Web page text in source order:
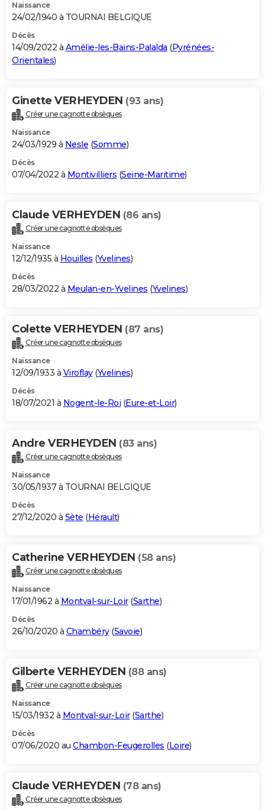
Naissance
24/02/1940 à TOURNAI BELGIQUE
Décès
14/09/2022 à Amélie-les-Bains-Palalda (Pyrénées-
Orientales)
Ginette VERHEYDEN (93 ans)
Créer une cagnotte obsèques
Naissance
24/03/1929 à Nesle (Somme)
Décès
07/04/2022 à Montivilliers (Seine-Maritime)
Claude VERHEYDEN (86 ans)
Créer une cagnotte obsèques
Naissance
12/12/1935 à Houilles (Yvelines)
Décès
28/03/2022 à Meulan-en-Yvelines (Yvelines)
Colette VERHEYDEN (87 ans)
Créer une cagnotte obsèques
Naissance
12/09/1933 à Viroflay(Yvelines)
Décès
18/07/2021 à Nogent-le-Roi (Eure-et-Loir)
Andre VERHEYDEN (83 ans)
Créer une cagnotte obsèques
Naissance
30/05/1937 à TOURNAI BELGIQUE
Décès
27/12/2020 à Sète (Hérault)
Catherine VERHEYDEN (58 ans)
Créer une cagnotte obsèques
Naissance
17/01/1962 à Montval-sur-Loir(Sarthe)
Décès
26/10/2020 à Chambéry(Savoie)
Gilberte VERHEYDEN (88 ans)
Créer une cagnotte obsèques
Naissance
15/03/1932 à Montval-sur-Loir(Sarthe)
Décès
07/06/2020 au Chambon-Feugerolles (Loire)
Claude VERHEYDEN (78 ans)
Créer une cagnotte obsèques